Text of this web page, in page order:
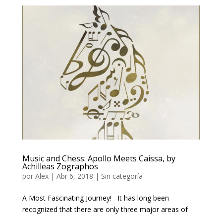
Music and Chess: Apollo Meets Caissa, by
Achilleas Zographos
por Alex| Abr 6, 2018 | Sin categoría
A Most Fascinating Journey! It has long been
recognized that there are only three major areas of